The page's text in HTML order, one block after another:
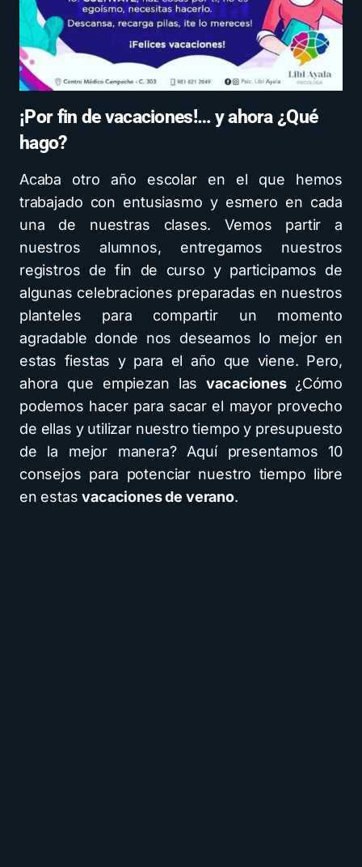
¡Por fin de vacaciones!… y ahora ¿Qué
hago?
Acaba otro año escolar en el que hemos
trabajado con entusiasmo y esmero en cada
una de nuestras clases. Vemos partir a
nuestros alumnos, entregamos nuestros
registros de fin de curso y participamos de
algunas celebraciones preparadas en nuestros
planteles para compartir un momento
agradable donde nos deseamos lo mejor en
estas fiestas y para el año que viene. Pero,
ahora que empiezan lasvacaciones ¿Cómo
podemos hacer para sacar el mayor provecho
de ellas y utilizar nuestro tiempo y presupuesto
de la mejor manera? Aquí presentamos 10
consejos para potenciar nuestro tiempo libre
en estasvacaciones de verano.